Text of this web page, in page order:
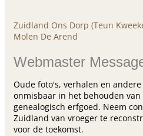
Zuidland Ons Dorp (Teun
Molen De Arend
Webmaster
Oude foto's, verhalen en
onmisbaar in het behouden
genealogisch erfgoed. Neem
Zuidland van vroeger te
voor de toekomst.